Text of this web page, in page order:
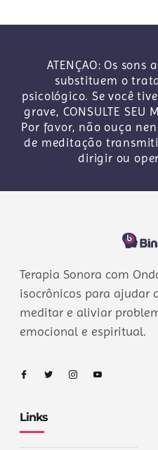
ATENÇAO: Os
substituem o
psicológico. Se você
grave, CONSULTE SEU
Por favor, não ouça
de meditação
dirigir ou
Terapia Sonora com
isocrônicos para ajudar
meditar e aliviar
emocional e espiritual.
Links